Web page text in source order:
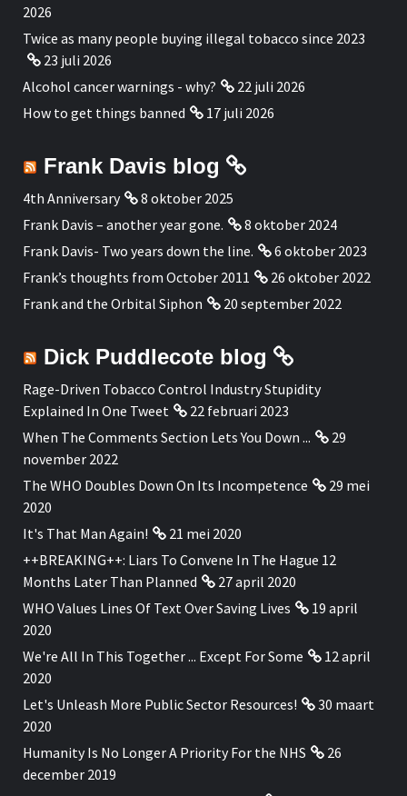
2026
Twice as many people buying illegal tobacco since 2023
23 juli 2026
Alcohol cancer warnings - why?
22 juli 2026
How to get things banned
17 juli 2026
Frank Davis blog
4th Anniversary
8 oktober 2025
Frank Davis – another year gone.
8 oktober 2024
Frank Davis- Two years down the line.
6 oktober 2023
Frank’s thoughts from October 2011
26 oktober 2022
Frank and the Orbital Siphon
20 september 2022
Dick Puddlecote blog
Rage-Driven Tobacco Control Industry Stupidity
Explained In One Tweet
22 februari 2023
When The Comments Section Lets You Down ...
29
november 2022
The WHO Doubles Down On Its Incompetence
29 mei
2020
It's That Man Again!
21 mei 2020
++BREAKING++: Liars To Convene In The Hague 12
Months Later Than Planned
27 april 2020
WHO Values Lines Of Text Over Saving Lives
19 april
2020
We're All In This Together ... Except For Some
12 april
2020
Let's Unleash More Public Sector Resources!
30 maart
2020
Humanity Is No Longer A Priority For the NHS
26
december 2019